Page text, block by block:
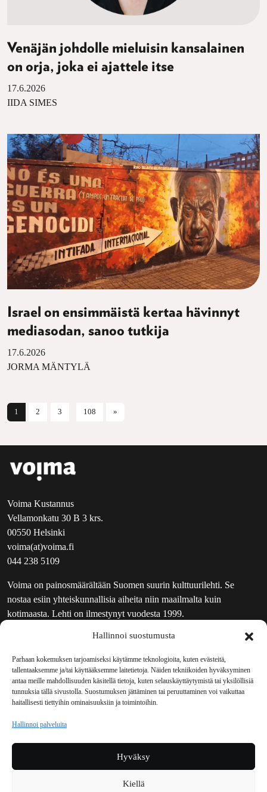
Hallinnoi suostumusta
Parhaan kokemuksen tarjoamiseksi käytämme teknologioita, kuten evästeitä,
tallentaaksemme ja/tai käyttääksemme laitetietoja. Näiden tekniikoiden hyväksyminen
antaa meille mahdollisuuden käsitellä tietoja, kuten selauskäyttäytymistä tai yksilöllisiä
tunnuksia tällä sivustolla. Suostumuksen jättäminen tai peruuttaminen voi vaikuttaa
haitallisesti tiettyihin ominaisuuksiin ja toimintoihin.
Hallinnoi palveluita
Hyväksy
Kiellä
Venäjän johdolle mieluisin kansalainen
on orja, joka ei ajattele itse
17.6.2026
IIDA SIMES
Israel on ensimmäistä kertaa hävinnyt
mediasodan, sanoo tutkija
17.6.2026
JORMA MÄNTYLÄ
Artikkelien selaus
1 2 3 108 »
Voima Kustannus
Vellamonkatu 30 B 3 krs.
00550 Helsinki
voima(at)voima.fi
044 238 5109
Voima on painosmäärältään Suomen suurin kulttuurilehti. Se
nostaa esiin yhteiskunnallisia aiheita niin maailmalta kuin
kotimaasta. Lehti on ilmestynyt vuodesta 1999.
UUTISKIRJE
MAINOSTAJILLE
VASTAMAINOKSET
JAKELUPAIKAT
REKISTERISELOSTE
TILAUKSEN PERUUTUSPYYNTÖ
TILAUSOHJEET JA -EHDOT